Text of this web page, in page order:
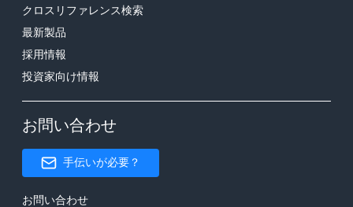
クロスリファレンス検索
最新製品
採用情報
投資家向け情報
お問い合わせ
手伝いが必要？
お問い合わせ